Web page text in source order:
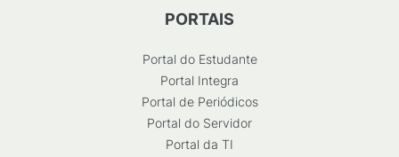
PORTAIS
Portal do Estudante
Portal Integra
Portal de Periódicos
Portal do Servidor
Portal da TI